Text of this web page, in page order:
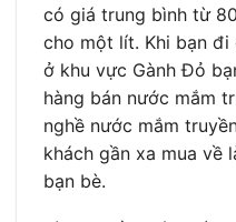
có giá trung bình từ
cho một lít. Khi bạn đi
ở khu vực Gành Đỏ
hàng bán nước mắm
nghề nước mắm
khách gần xa mua về
bạn bè.